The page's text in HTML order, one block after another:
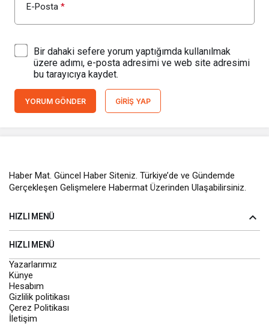
E-Posta *
Bir dahaki sefere yorum yaptığımda kullanılmak
üzere adımı, e-posta adresimi ve web site adresimi
bu tarayıcıya kaydet.
YORUM GÖNDER GIRIŞ YAP
Haber Mat. Güncel Haber Siteniz. Türkiye’de ve Gündemde
Gerçekleşen Gelişmelere Habermat Üzerinden Ulaşabilirsiniz.
HIZLI MENÜ
HIZLI MENÜ
Yazarlarımız
Künye
Hesabım
Gizlilik politikası
Çerez Politikası
İletişim